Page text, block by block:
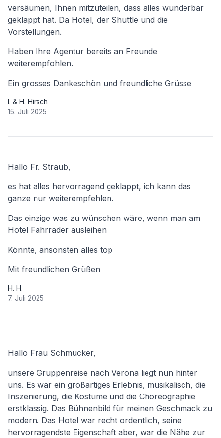
versäumen, Ihnen mitzuteilen, dass alles wunderbar
geklappt hat. Da Hotel, der Shuttle und die
Vorstellungen.
Haben Ihre Agentur bereits an Freunde
weiterempfohlen.
Ein grosses Dankeschön und freundliche Grüsse
I. & H. Hirsch
15. Juli 2025
Hallo Fr. Straub,
es hat alles hervorragend geklappt, ich kann das
ganze nur weiterempfehlen.
Das einzige was zu wünschen wäre, wenn man am
Hotel Fahrräder ausleihen
Könnte, ansonsten alles top
Mit freundlichen Grüßen
H. H.
7. Juli 2025
Hallo Frau Schmucker,
unsere Gruppenreise nach Verona liegt nun hinter
uns. Es war ein großartiges Erlebnis, musikalisch, die
Inszenierung, die Kostüme und die Choreographie
erstklassig. Das Bühnenbild für meinen Geschmack zu
modern. Das Hotel war recht ordentlich, seine
hervorragendste Eigenschaft aber, war die Nähe zur